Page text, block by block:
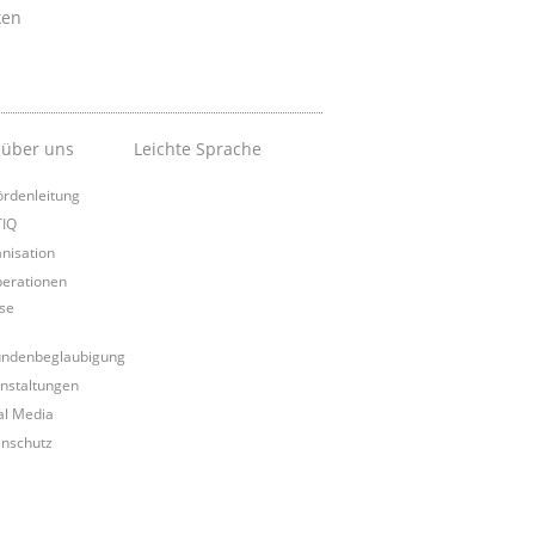
uns
Media
Leichte Sprache